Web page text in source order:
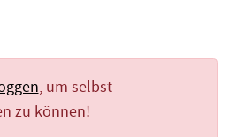
, um selbst
zu können!